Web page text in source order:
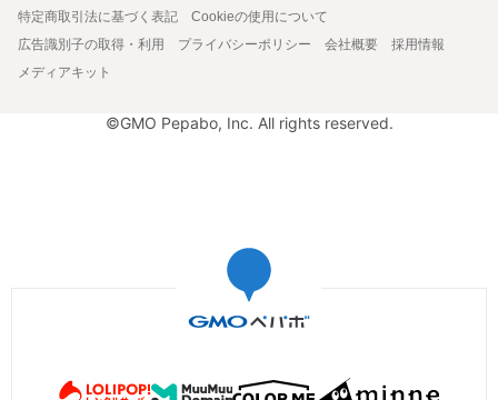
特定商取引法に基づく表記
Cookieの使用について
広告識別子の取得・利用
プライバシーポリシー 会社概要
採用情報
メディアキット
©GMO Pepabo, Inc. All rights reserved.